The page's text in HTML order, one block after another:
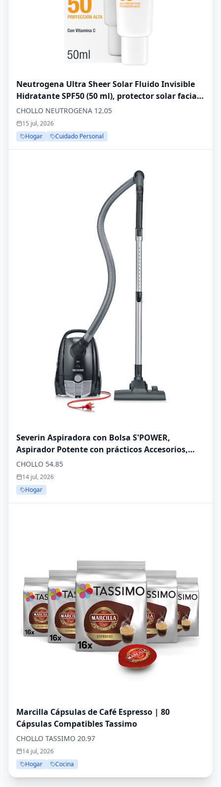
Neutrogena Ultra Sheer Solar Fluido Invisible
Hidratante SPF50 (50 ml), protector solar facial
50 de amplio espectro, crema hidratante facial
ligera e hipoalergénica, crema de sol resistente
al agua
CHOLLO NEUTROGENA 12.05
15 jul, 2026
Hogar
Cuidado Personal
Severin Aspiradora con Bolsa S'POWER,
Aspirador Potente con prácticos Accesorios,
Aspirador silencioso con Ruedas de 360° para
una Gran Movilidad, Negro, BC 7030
CHOLLO 54.85
14 jul, 2026
Hogar
Marcilla Cápsulas de Café Espresso | 80
Cápsulas Compatibles Tassimo
CHOLLO TASSIMO 20.97
14 jul, 2026
Hogar
Cocina